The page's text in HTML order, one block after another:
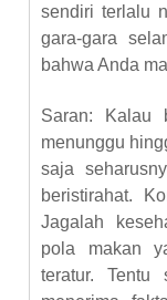
sendiri terlalu
gara-gara
bahwa Anda
Saran: Kalau
menunggu
saja
beristirahat.
Jagalah
pola makan
teratur. Tentu